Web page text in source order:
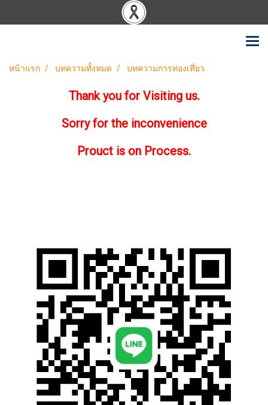
หน้าแรก บทความทั้งหมด บทความการท่องเที่ยว
Thank you for Visiting us.
Sorry for the inconvenience
Prouct is on Process.